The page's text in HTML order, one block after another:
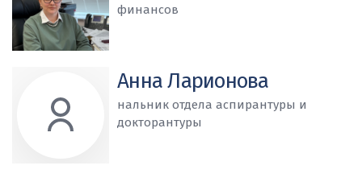
финансов
Анна Ларионова
нальник отдела аспирантуры и
докторантуры